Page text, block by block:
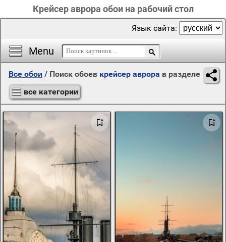
Крейсер аврора обои на рабочий стол
Menu
Язык сайта:
Все обои / Поиск обоев крейсер аврора в разделе
все категории